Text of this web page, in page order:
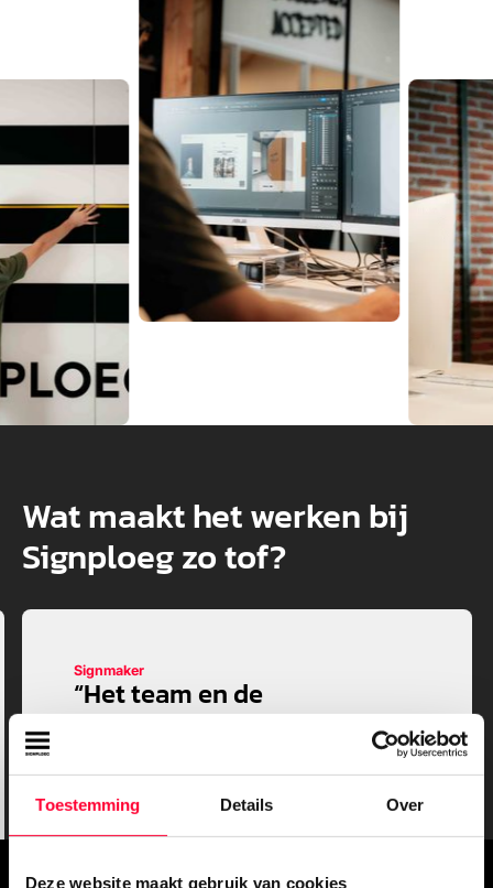
Toestemming Details Over
Deze website maakt gebruik van cookies
Wat maakt het werken bij
Signploeg zo tof?
Signmaker
“Het team en de
saamhorigheid die erbij zit.
projecten neer te zetten.”
Je doet het hier echt samen. Of je nu op